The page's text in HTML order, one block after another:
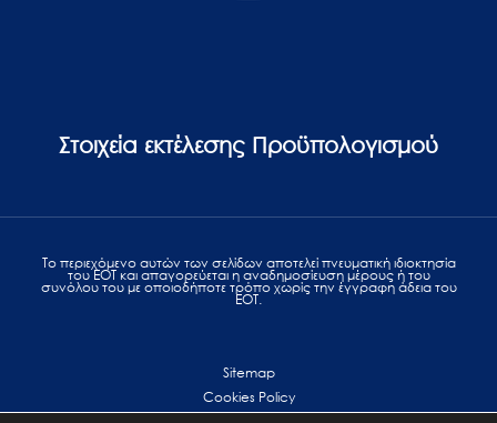
Στοιχεία εκτέλεσης Προϋπολογισμού
Το περιεχόμενο αυτών των σελίδων αποτελεί πvευματική ιδιοκτησία
του ΕΟΤ και απαγορεύεται η αναδημοσίευση μέρους ή του
συνόλου του με οποιοδήποτε τρόπο χωρίς την έγγραφη άδεια του
ΕΟΤ.
Sitemap
Cookies Policy